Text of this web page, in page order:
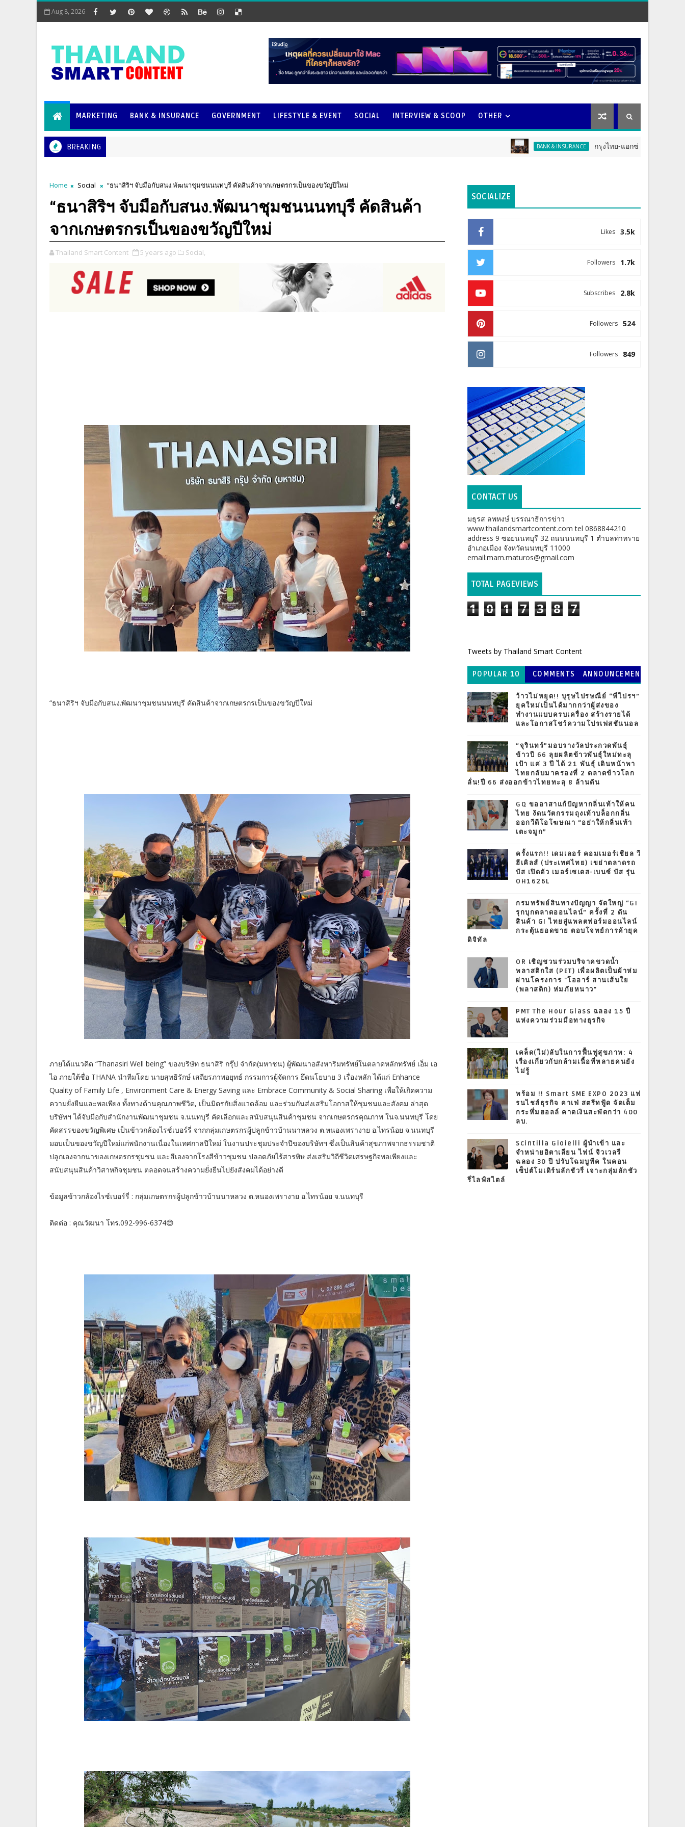
Aug 8, 2026
MARKETING BANK & INSURANCE GOVERNMENT LIFESTYLE & EVENT SOCIAL INTERVIEW & SCOOP OTHER
BREAKING BANK & INSURANCE กรุงไทย-แอกซ่า ประกันชีวิต จัดงาน
Home Social “ธนาสิริฯ จับมือกับสนง.พัฒนาชุมชนนนทบุรี คัดสินค้าจากเกษตรกรเป็นของขวัญปีใหม่
“ธนาสิริฯ จับมือกับสนง.พัฒนาชุมชนนนทบุรี คัดสินค้า
จากเกษตรกรเป็นของขวัญปีใหม่
Thailand Smart Content 5 years ago Social,
“ธนาสิริฯ จับมือกับสนง.พัฒนาชุมชนนนทบุรี คัดสินค้าจากเกษตรกรเป็นของขวัญปีใหม่
ภายใต้แนวคิด “Thanasiri Well being” ของบริษัท ธนาสิริ กรุ๊ป จำกัด(มหาชน) ผู้พัฒนาอสังหาริมทรัพย์ในตลาดหลักทรัพย์ เอ็ม เอ
ไอ ภายใต้ชื่อ THANA นำทีมโดย นายสุทธิรักษ์ เสถียรภาพอยุทธ์ กรรมการผู้จัดการ ยึดนโยบาย 3 เรื่องหลัก ได้แก่ Enhance
Quality of Family Life , Environment Care & Energy Saving และ Embrace Community & Social Sharing เพื่อให้เกิดความ
ความยั่งยืนและพอเพียง ทั้งทางด้านคุณภาพชีวิต, เป็นมิตรกับสิ่งแวดล้อม และร่วมกันส่งเสริมโอกาสให้ชุมชนและสังคม ล่าสุด
บริษัทฯ ได้จับมือกับสำนักงานพัฒนาชุมชน จ.นนทบุรี คัดเลือกและสนับสนุนสินค้าชุมชน จากเกษตรกรคุณภาพ ในจ.นนทบุรี โดย
คัดสรรของขวัญพิเศษ เป็นข้าวกล้องไรซ์เบอร์รี่ จากกลุ่มเกษตรกรผู้ปลูกข้าวบ้านนาหลวง ต.หนองเพรางาย อ.ไทรน้อย จ.นนทบุรี
มอบเป็นของขวัญปีใหม่แก่พนักงานเนื่องในเทศกาลปีใหม่ ในงานประชุมประจำปีของบริษัทฯ ซึ่งเป็นสินค้าสุขภาพจากธรรมชาติ
ปลูกเองจากนาของเกษตรกรชุมชน และสีเองจากโรงสีข้าวชุมชน ปลอดภัยไร้สารพิษ ส่งเสริมวิถีชีวิตเศรษฐกิจพอเพียงและ
สนับสนุนสินค้าวิสาหกิจชุมชน ตลอดจนสร้างความยั่งยืนไปยังสังคมได้อย่างดี
ข้อมูลข้าวกล้องไรซ์เบอร์รี่ : กลุ่มเกษตรกรผู้ปลูกข้าวบ้านนาหลวง ต.หนองเพรางาย อ.ไทรน้อย จ.นนทบุรี
ติดต่อ : คุณวัฒนา โทร.092-996-6374😊
SOCIALIZE
3.5k
Likes
1.7k
Followers
2.8k
Subscribes
524
Followers
849
Followers
CONTACT US
มธุรส ลพหงษ์ บรรณาธิการข่าว
www.thailandsmartcontent.com tel 0868844210
address 9 ซอยนนทบุรี 32 ถนนนนทบุรี 1 ตำบลท่าทราย
อำเภอเมือง จังหวัดนนทบุรี 11000
email:mam.maturos@gmail.com
TOTAL PAGEVIEWS
1 0 1 7 3 8 7
Tweets by Thailand Smart Content
POPULAR 10 COMMENTS
ANNOUNCEMEN
ว้าวไม่หยุด!! บุรุษไปรษณีย์ “พี่ไปรฯ”
ยุคใหม่เป็นได้มากกว่าผู้ส่งของ
ทำงานแบบครบเครื่อง สร้างรายได้
และโอกาสโชว์ความโปรเฟสชันนอล
“จุรินทร์”มอบรางวัลประกวดพันธุ์
ข้าวปี 66 ลุยผลิตข้าวพันธุ์ใหม่ทะลุ
เป้า แค่ 3 ปี ได้ 21 พันธุ์ เดินหน้าพา
ไทยกลับมาครองที่ 2 ตลาดข้าวโลก
ลั่น!ปี 66 ส่งออกข้าวไทยทะลุ 8 ล้านตัน
GQ ขออาสาแก้ปัญหากลิ่นเท้าให้คน
ไทย งัดนวัตกรรมถุงเท้าบล็อกกลิ่น
ออกวีดีโอโฆษณา “อย่าให้กลิ่นเท้า
เตะจมูก”
ครั้งแรก!! เดมเลอร์ คอมเมอร์เชียล วี
ฮีเคิลส์ (ประเทศไทย) เขย่าตลาดรถ
บัส เปิดตัว เมอร์เซเดส-เบนซ์ บัส รุ่น
OH1626L
กรมทรัพย์สินทางปัญญา จัดใหญ่ “GI
รุกบุกตลาดออนไลน์” ครั้งที่ 2 ดัน
สินค้า GI ไทยสู่แพลตฟอร์มออนไลน์
กระตุ้นยอดขาย ตอบโจทย์การค้ายุค
ดิจิทัล
OR เชิญชวนร่วมบริจาคขวดน้ำ
พลาสติกใส (PET) เพื่อผลิตเป็นผ้าห่ม
ผ่านโครงการ "โออาร์ สานเส้นใย
(พลาสติก) ห่มภัยหนาว"
PMT The Hour Glass ฉลอง 15 ปี
แห่งความร่วมมือทางธุรกิจ
เคล็ด(ไม่)ลับในการฟื้นฟูสุขภาพ: 4
เรื่องเกี่ยวกับกล้ามเนื้อที่หลายคนยัง
ไม่รู้
พร้อม !! Smart SME EXPO 2023 แฟ
รนไชส์ธุรกิจ คาเฟ่ สตรีทฟู้ด จัดเต็ม
กระหึ่มฮอลล์ คาดเงินสะพัดกว่า 400
ลบ.
Scintilla Gioielli ผู้นำเข้า และ
จำหน่ายอิตาเลียน ไฟน์ จิวเวลรี
ฉลอง 30 ปี ปรับโฉมบูทีค ในคอน
เซ็ปต์โมเดิร์นลักชัวรี่ เจาะกลุ่มลักชัว
รี่ไลฟ์สไตล์